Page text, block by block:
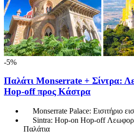
-5%
Παλάτι Monserrate + Σίντρα:
Hop-off προς Κάστρα
Monserrate Palace: Εισιτήριο
Sintra: Hop-on Hop-off
Παλάτια